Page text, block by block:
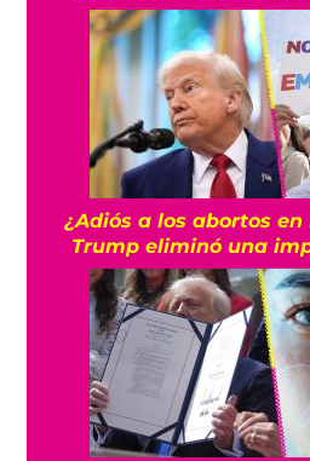
¿Adiós a los abortos en
Trump eliminó una